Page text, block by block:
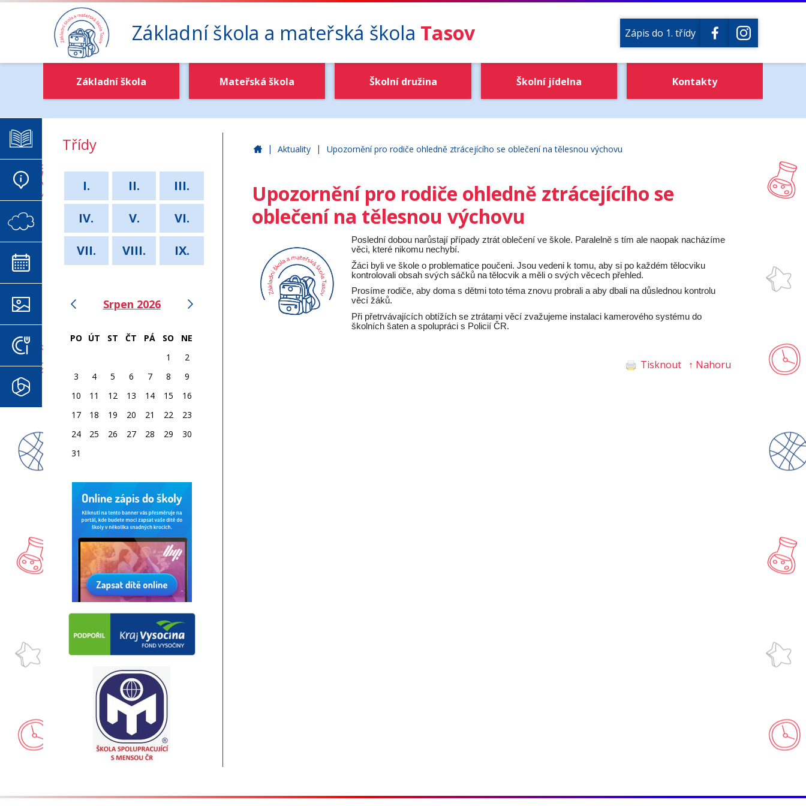
Základní škola a mateřská škola Tasov Zápis do 1. třídy
Základní škola Mateřská škola Školní družina Školní jídelna Kontakty
Základní škola a mateřská škola Tasov
| Aktuality | Upozornění pro rodiče ohledně ztrácejícího se oblečení na tělesnou výchovu
Upozornění pro rodiče ohledně ztrácejícího se
oblečení na tělesnou výchovu
Poslední dobou narůstají případy ztrát oblečení ve škole. Paralelně s tím ale naopak nacházíme
věci, které nikomu nechybí.
Žáci byli ve škole o problematice poučeni. Jsou vedeni k tomu, aby si po každém tělocviku
kontrolovali obsah svých sáčků na tělocvik a měli o svých věcech přehled.
Prosíme rodiče, aby doma s dětmi toto téma znovu probrali a aby dbali na důslednou kontrolu
věcí žáků.
Při přetrvávajících obtížích se ztrátami věcí zvažujeme instalaci kamerového systému do
školních šaten a spolupráci s Policií ČR.
Tisknout ↑ Nahoru
Třídy
I. II.
III.
IV.
V.
VI.
VII.
VIII. IX.
Srpen 2026
PO ÚT ST ČT PÁ SO
NE
1
2
3
4 5 6 7 8
9
10
11 12 13 14 15
16
17
18 19 20 21 22
23
24
25 26 27 28 29
30
31
ELEKTRONICKÁ ŽÁKOVSKÁ
AKTUALITY
VIRTUÁLNÍ SCHRÁNKA DŮVĚRY
KALENDÁŘ
FOTOGALERIE
JÍDELNÍČEK